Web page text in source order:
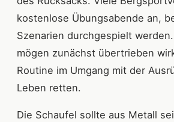
kostenlose Übungsabende an,
Szenarien durchgespielt
mögen zunächst übertrieben
Routine im Umgang mit der
Leben retten.
Die Schaufel sollte aus Metall